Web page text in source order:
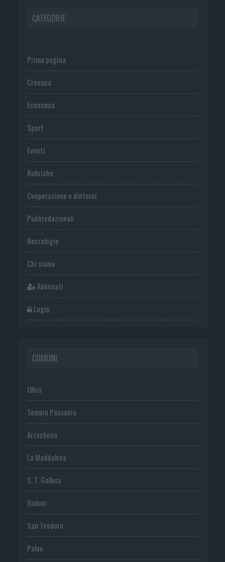
CATEGORIE
Prima pagina
Cronaca
Economia
Sport
Eventi
Rubriche
Cooperazione e dintorni
Publiredazionali
Necrologie
Chi siamo
Abbonati
Login
COMUNI
Olbia
Tempio Pausania
Arzachena
La Maddalena
S. T. Gallura
Budoni
San Teodoro
Palau